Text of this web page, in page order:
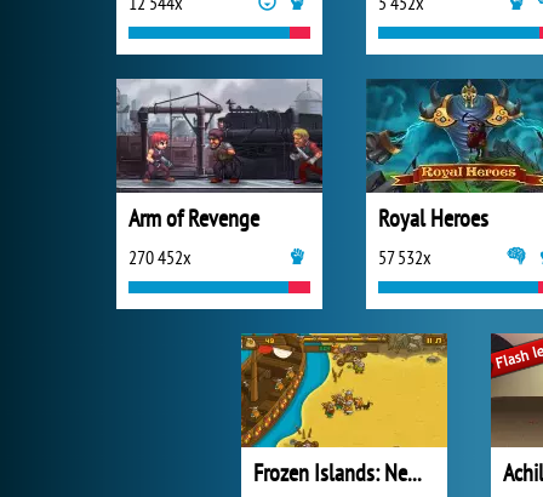
Arm of Revenge
270 452x
Royal Heroes
57 532x
Frozen Islands: New Horizons